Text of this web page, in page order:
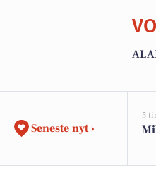
Seneste nyt ›
5